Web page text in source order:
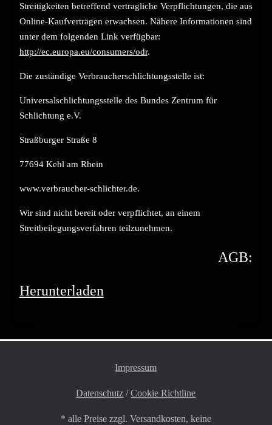
Streitigkeiten betreffend vertragliche Verpflichtungen, die aus
Online-Kaufverträgen erwachsen. Nähere Informationen sind
unter dem folgenden Link verfügbar:
http://ec.europa.eu/consumers/odr.
Die zuständige Verbraucherschlichtungsstelle ist:
Universalschlichtungsstelle des Bundes Zentrum für
Schlichtung e.V.
Straßburger Straße 8
77694 Kehl am Rhein
www.verbraucher-schlichter.de.
Wir sind nicht bereit oder verpflichtet, an einem
Streitbeilegungsverfahren teilzunehmen.
AGB:
Herunterladen
Impressum
Datenschutz /Cookie Richtline
* alle Preise zzgl. Versandkosten, keine